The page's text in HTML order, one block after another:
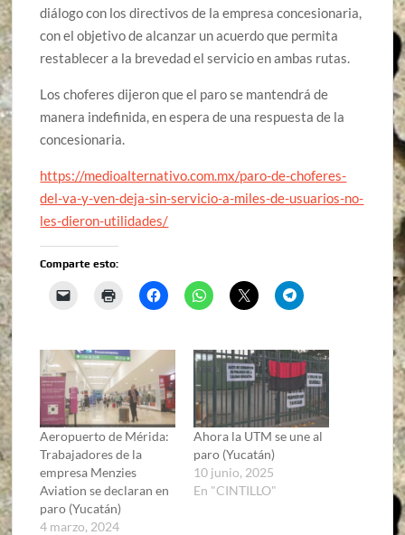
diálogo con los directivos de la empresa concesionaria,
con el objetivo de alcanzar un acuerdo que permita
restablecer a la brevedad el servicio en ambas rutas.
Los choferes dijeron que el paro se mantendrá de
manera indefinida, en espera de una respuesta de la
concesionaria.
https://medioalternativo.com.mx/paro-de-choferes-
del-va-y-ven-deja-sin-servicio-a-miles-de-usuarios-no-
les-dieron-utilidades/
Comparte esto:
Aeropuerto de Mérida:
Trabajadores de la
empresa Menzies
Aviation se declaran en
paro (Yucatán)
4 marzo, 2024
Ahora la UTM se une al
paro (Yucatán)
10 junio, 2025
En "CINTILLO"